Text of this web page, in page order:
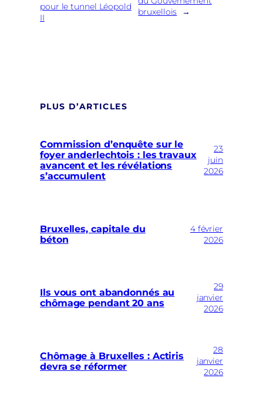
pour le tunnel Léopold
II
bruxellois
→
PLUS D’ARTICLES
Commission d’enquête sur le
foyer anderlechtois : les travaux
avancent et les révélations
s’accumulent
23
juin
2026
Bruxelles, capitale du
béton
4 février
2026
Ils vous ont abandonnés au
chômage pendant 20 ans
29
janvier
2026
Chômage à Bruxelles : Actiris
devra se réformer
28
janvier
2026